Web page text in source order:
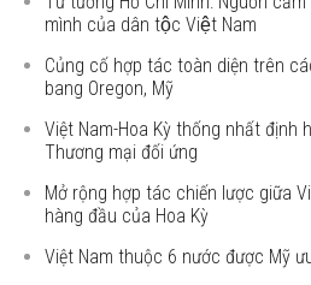
mình của dân tộc Việt Nam
Củng cố hợp tác toàn diện trên
bang Oregon, Mỹ
Việt Nam-Hoa Kỳ thống nhất định
Thương mại đối ứng
Mở rộng hợp tác chiến lược giữa
hàng đầu của Hoa Kỳ
Việt Nam thuộc 6 nước được Mỹ